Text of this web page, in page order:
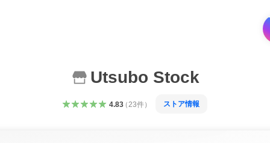
Utsubo Stock
4.83（ 23件） ストア情報